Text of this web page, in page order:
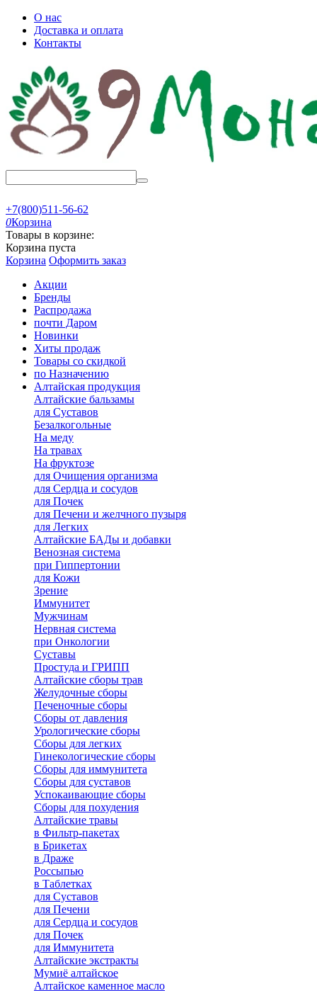
О нас
Доставка и оплата
Контакты
+7(800)511-56-62
0Корзина
Товары в корзине:
Корзина пуста
Корзина Оформить заказ
Акции
Бренды
Распродажа
почти Даром
Новинки
Хиты продаж
Товары со скидкой
по Назначению
Алтайская продукция
Алтайские бальзамы
для Суставов
Безалкогольные
На меду
На травах
На фруктозе
для Очищения организма
для Сердца и сосудов
для Почек
для Печени и желчного пузыря
для Легких
Алтайские БАДы и добавки
Венозная система
при Гиппертонии
для Кожи
Зрение
Иммунитет
Мужчинам
Нервная система
при Онкологии
Суставы
Простуда и ГРИПП
Алтайские сборы трав
Желудочные сборы
Печеночные сборы
Сборы от давления
Урологические сборы
Сборы для легких
Гинекологические сборы
Сборы для иммунитета
Сборы для суставов
Успокаивающие сборы
Сборы для похудения
Алтайские травы
в Фильтр-пакетах
в Брикетах
в Драже
Россыпью
в Таблетках
для Cуставов
для Печени
для Сердца и сосудов
для Почек
для Иммунитета
Алтайские экстракты
Мумиё алтайское
Алтайское каменное масло